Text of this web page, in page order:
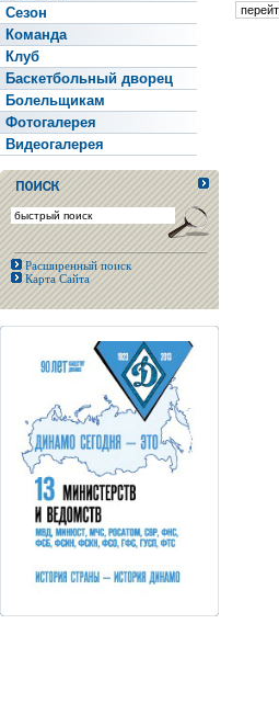
Сезон
Команда
Клуб
Баскетбольный дворец
Болельщикам
Фотогалерея
Видеогалерея
Расширенный поиск
Карта Сайта